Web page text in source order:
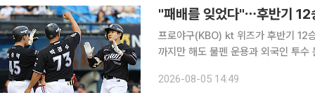
"패배를 잊었다"⋯후반기 12
프로야구(KBO) kt 위즈가 후반기 12
까지만 해도 불펜 운용과 외국인 투수
롱 PD와 한명재 캐스터, 김동영 기자
2026-08-05 14:49